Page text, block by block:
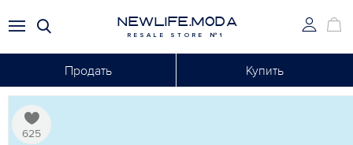
NEWLIFE.MODA
RESALE STORE №1
Продать Купить
625